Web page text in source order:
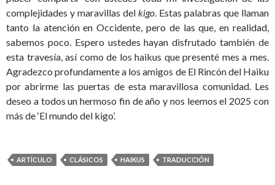
complejidades y maravillas del kigo. Estas palabras que llaman
tanto la atención en Occidente, pero de las que, en realidad,
sabemos poco. Espero ustedes hayan disfrutado también de
esta travesía, así como de los haikus que presenté mes a mes.
Agradezco profundamente a los amigos de El Rincón del Haiku
por abrirme las puertas de esta maravillosa comunidad. Les
deseo a todos un hermoso fin de año y nos leemos el 2025 con
más de ‘El mundo del kigo’.
ARTÍCULO CLÁSICOS HAIKUS TRADUCCIÓN